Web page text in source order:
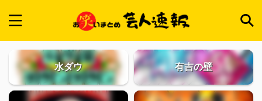
水ダウ 有吉の壁